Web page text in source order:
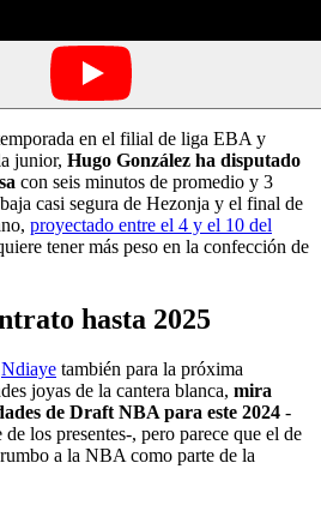
en el filial de liga EBA y
junior, Hugo González ha disputado
con seis minutos de promedio y 3
casi segura de Hezonja y el final de
proyectado entre el 4 y el 10 del
tener más peso en la confección de
hasta 2025
Ndiaye también para la próxima
joyas de la cantera blanca, mira
de Draft NBA para este 2024 -
los presentes-, pero parece que el de
a la NBA como parte de la